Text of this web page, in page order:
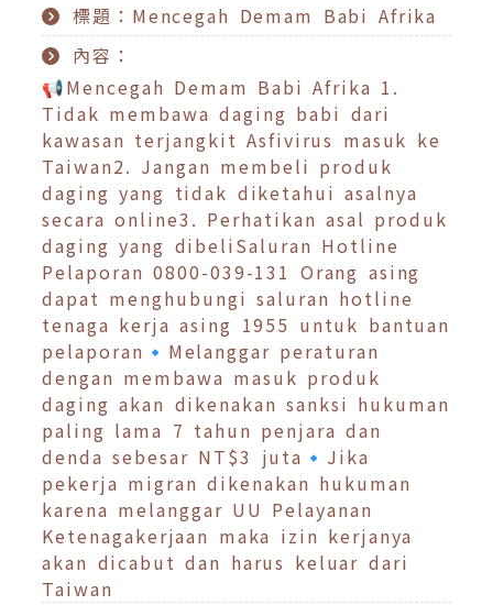
標題：Mencegah Demam Babi Afrika
內容：
📢Mencegah Demam Babi Afrika 1.
Tidak membawa daging babi dari
kawasan terjangkit Asfivirus masuk ke
Taiwan2. Jangan membeli produk
daging yang tidak diketahui asalnya
secara online3. Perhatikan asal produk
daging yang dibeliSaluran Hotline
Pelaporan 0800-039-131 Orang asing
dapat menghubungi saluran hotline
tenaga kerja asing 1955 untuk bantuan
pelaporan🔹Melanggar peraturan
dengan membawa masuk produk
daging akan dikenakan sanksi hukuman
paling lama 7 tahun penjara dan
denda sebesar NT$3 juta🔹Jika
pekerja migran dikenakan hukuman
karena melanggar UU Pelayanan
Ketenagakerjaan maka izin kerjanya
akan dicabut dan harus keluar dari
Taiwan